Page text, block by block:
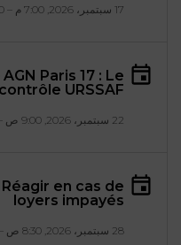
17 سبتمبر، 2026, 7:00 م – 11:00 م
Paris 17 : Le
contrôle URSSAF
22 سبتمبر، 2026, 9:00 ص – 10:30 ص
en cas de
loyers impayés
28 سبتمبر، 2026, 8:30 ص – 10:00 ص